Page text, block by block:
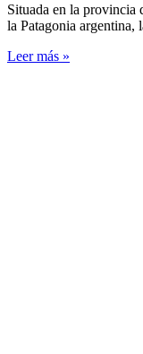
Situada en la provincia
la Patagonia argentina,
Leer más »